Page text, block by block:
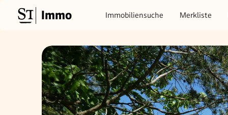
Immo Immobiliensuche Merkliste